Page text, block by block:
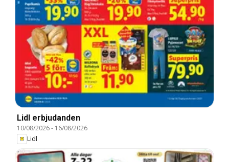
Lidl erbjudanden
10/08/2026- 16/08/2026
Lidl